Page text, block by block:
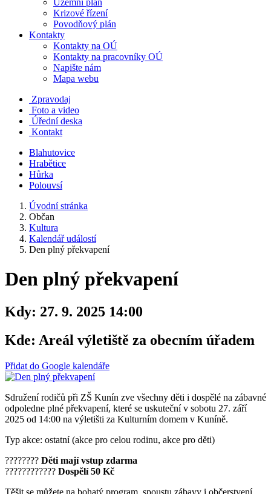
Územní plán
Krizové řízení
Povodňový plán
Kontakty
Kontakty na OÚ
Kontakty na pracovníky OÚ
Napište nám
Mapa webu
Zpravodaj
Foto a video
Úřední deska
Kontakt
Blahutovice
Hrabětice
Hůrka
Polouvsí
Úvodní stránka
Občan
Kultura
Kalendář událostí
Den plný překvapení
Den plný překvapení
Kdy: 27. 9. 2025 14:00
Kde: Areál výletiště za obecním úřadem
Přidat do Google kalendáře
Sdružení rodičů při ZŠ Kunín zve všechny děti i dospělé na zábavné
odpoledne plné překvapení, které se uskuteční v sobotu 27. září
2025 od 14:00 na výletišti za Kulturním domem v Kuníně.
Typ akce: ostatní (akce pro celou rodinu, akce pro děti)
???????? Děti mají vstup zdarma
????‍????‍???? Dospělí 50 Kč
Těšit se můžete na bohatý program, spoustu zábavy i občerstvení.